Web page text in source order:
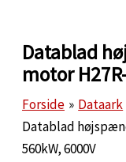
Datablad
motor
Forside
Dataark
Datablad
560kW, 6000V